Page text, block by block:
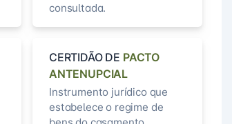
consultada.
CERTIDÃO DE PACTO
ANTENUPCIAL
Instrumento jurídico que
estabelece o regime de